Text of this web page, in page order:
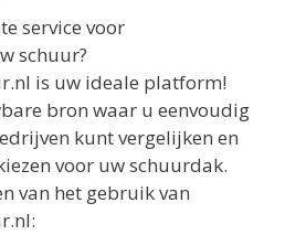
service voor
schuur?
is uw ideale platform!
bron waar u eenvoudig
kunt vergelijken en
voor uw schuurdak.
van het gebruik van